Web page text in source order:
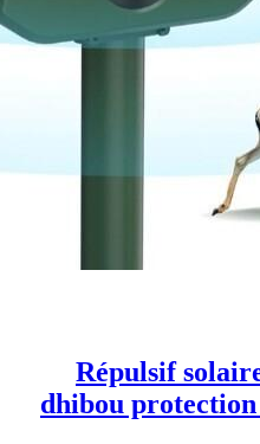
Répulsif
dhibou